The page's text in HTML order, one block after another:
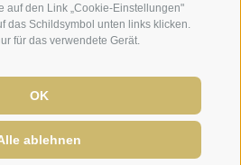
auf den Link „Cookie-Einstellungen"
das Schildsymbol unten links klicken.
für das verwendete Gerät.
OK
ablehnen